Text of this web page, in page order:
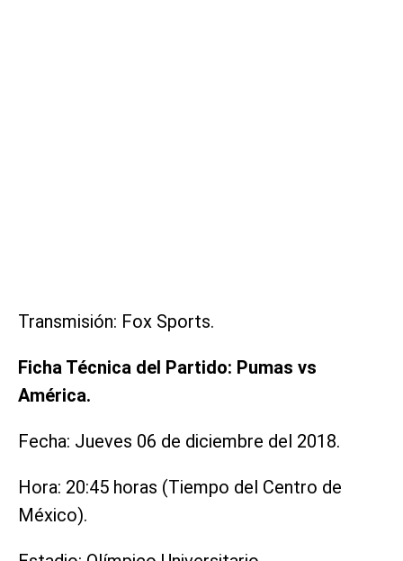
Transmisión: Fox Sports.
Ficha Técnica del Partido: Pumas vs
América.
Fecha: Jueves 06 de diciembre del 2018.
Hora: 20:45 horas (Tiempo del Centro de
México).